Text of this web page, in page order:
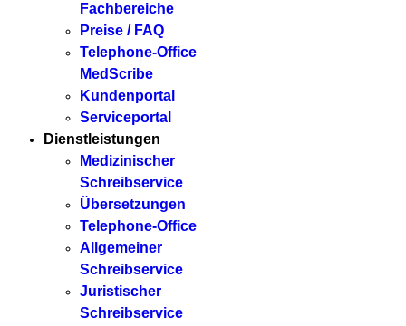
Fachbereiche
Preise / FAQ
Telephone-Office
MedScribe
Kundenportal
Serviceportal
Dienstleistungen
Medizinischer
Schreibservice
Übersetzungen
Telephone-Office
Allgemeiner
Schreibservice
Juristischer
Schreibservice